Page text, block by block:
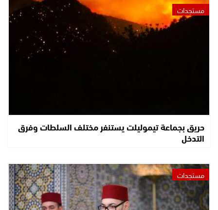
مستجدات
حريق بجماعة تيموليلت يستنفر مختلف السلطات وفرق
التدخل
مستجدات